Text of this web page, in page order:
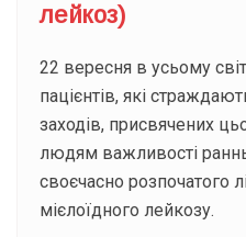
лейкоз)
22 вересня в усьому
пацієнтів, які
заходів, присвячених
людям важливості
своєчасно розпочатого
мієлоїдного лейкозу.